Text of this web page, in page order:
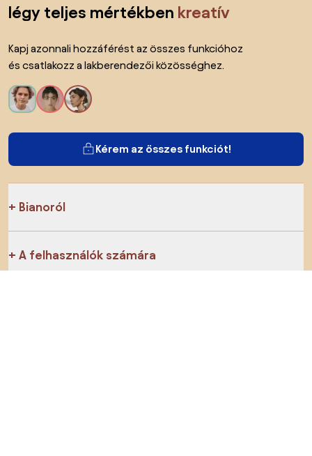
légy teljes mértékben kreatív
Kapj azonnali hozzáférést az összes funkcióhoz
és csatlakozz a lakberendezői közösséghez.
Kérem az összes funkciót!
Bianoról
A felhasználók számára